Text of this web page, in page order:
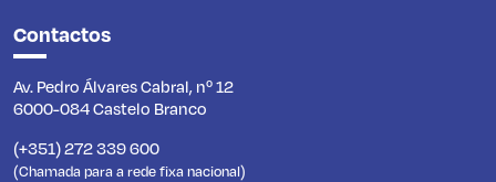
Contactos
Av. Pedro Álvares Cabral, nº 12
6000-084 Castelo Branco
(+351) 272 339 600
(Chamada para a rede fixa nacional)